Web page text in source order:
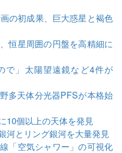
の初成果、巨大惑星と褐色
恒星周囲の円盤を高精細に
で」太陽望遠鏡など4件が
多天体分光器PFSが本格始
10個以上の天体を発見
河とリング銀河を大量発見
「空気シャワー」の可視化